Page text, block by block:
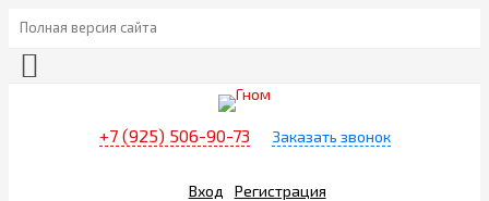
Полная версия сайта
+7 (925) 506-90-73 Заказать звонок
Вход Регистрация